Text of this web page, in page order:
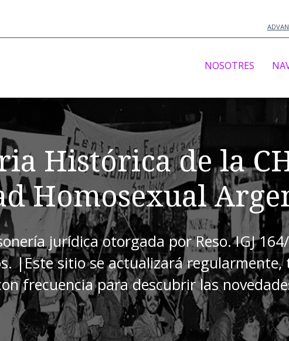
NOSOTRES
Histórica de la
Homosexual
jurídica otorgada por Reso. IGJ
|Este sitio se actualizará regularmente,
frecuencia para descubrir las